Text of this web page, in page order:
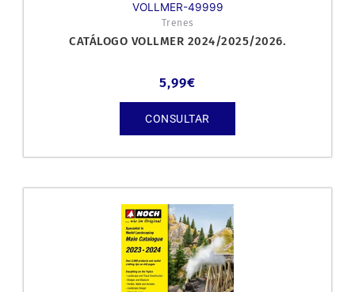
VOLLMER-49999
Trenes
CATÁLOGO VOLLMER 2024/2025/2026.
5,99€
CONSULTAR